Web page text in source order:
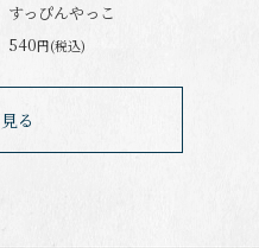
すっぴんやっこ
540円(税込)
る